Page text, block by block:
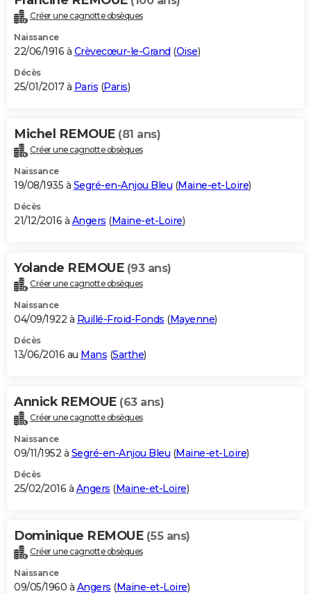
Créer une cagnotte obsèques
Naissance
22/06/1916 à Crèvecœur-le-Grand (Oise)
Décès
25/01/2017 à Paris (Paris)
Michel REMOUE (81 ans)
Créer une cagnotte obsèques
Naissance
19/08/1935 à Segré-en-Anjou Bleu (Maine-et-Loire)
Décès
21/12/2016 à Angers (Maine-et-Loire)
Yolande REMOUE (93 ans)
Créer une cagnotte obsèques
Naissance
04/09/1922 à Ruillé-Froid-Fonds (Mayenne)
Décès
13/06/2016 au Mans (Sarthe)
Annick REMOUE (63 ans)
Créer une cagnotte obsèques
Naissance
09/11/1952 à Segré-en-Anjou Bleu (Maine-et-Loire)
Décès
25/02/2016 à Angers (Maine-et-Loire)
Dominique REMOUE (55 ans)
Créer une cagnotte obsèques
Naissance
09/05/1960 à Angers (Maine-et-Loire)